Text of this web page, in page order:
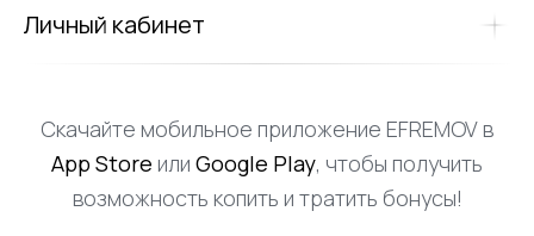
Личный кабинет
Скачайте мобильное приложение EFREMOV в
App Store или Google Play, чтобы получить
возможность копить и тратить бонусы!